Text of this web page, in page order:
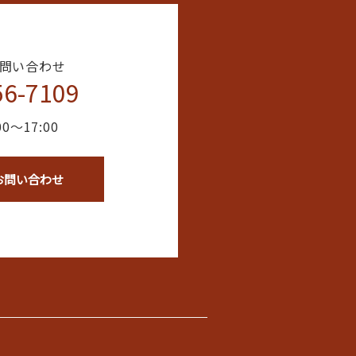
い合わせ
7109
〜17:00
い合わせ